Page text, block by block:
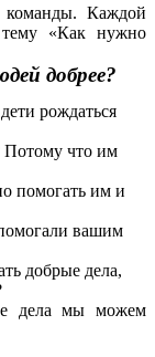
команды. Каждой
«Как нужно
добрее?
рождаться
Потому что им
помогать им и
вашим
добрые дела,
дела мы можем